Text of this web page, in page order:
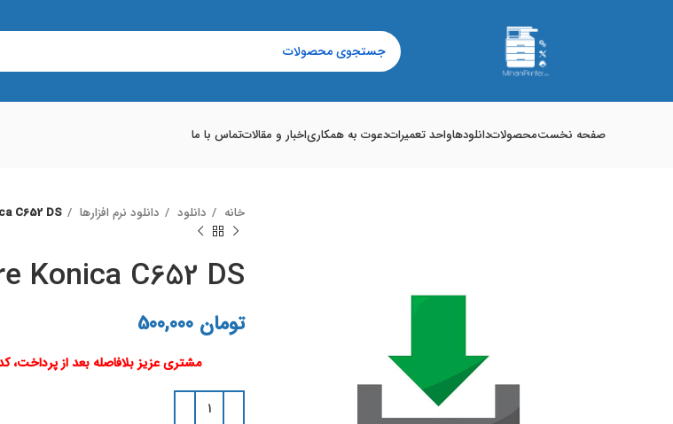
صفحه نخستمحصولاتدانلودهاواحد تعمیراتدعوت به همکاریاخبار و مقالاتتماس با ما
خانه دانلود دانلود نرم افزارها C652 DS
Konica C652 DS
تومان 500,000
مشتری عزیز بلافاصله بعد از پرداخت،